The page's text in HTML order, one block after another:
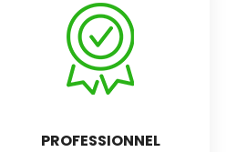
PROFESSIONNEL